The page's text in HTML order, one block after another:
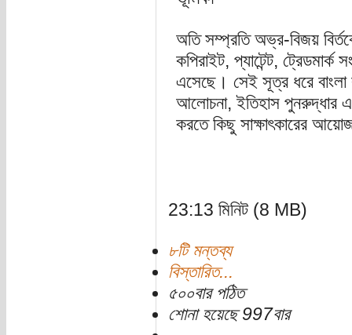
অতি সম্প্রতি অভ্র-বিজয়
কপিরাইট, প্যাটেন্ট, ট্রেডমার্ক
এসেছে। সেই সূত্র ধরে বাংলা
আলোচনা, ইতিহাস পুনরুদ্ধার
করতে কিছু সাক্ষাৎকারের
23:13 মিনিট (8 MB)
৮টি মন্তব্য
বিস্তারিত...
৫০০বার পঠিত
শোনা হয়েছে 997বার